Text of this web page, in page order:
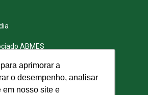
aprimorar a
o desempenho, analisar
em nosso site e
ABMES